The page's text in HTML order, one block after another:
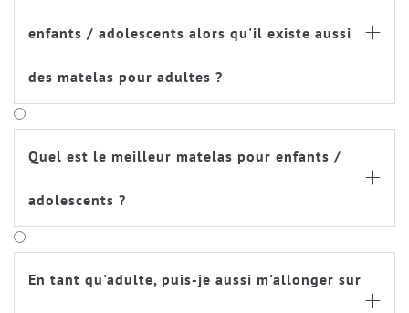
enfants / adolescents alors qu'il existe aussi
des matelas pour adultes ?

Quel est le meilleur matelas pour enfants /
adolescents ?

En tant qu'adulte, puis-je aussi m'allonger sur
